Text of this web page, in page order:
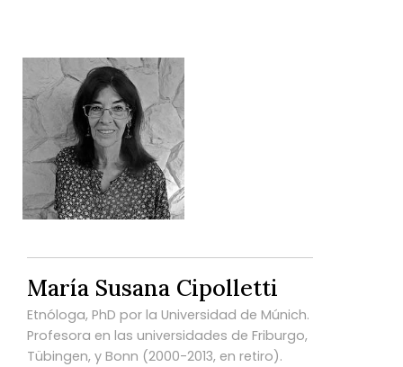
María Susana Cipolletti
Etnóloga, PhD por la Universidad de Múnich.
Profesora en las universidades de Friburgo,
Tübingen, y Bonn (2000-2013, en retiro).